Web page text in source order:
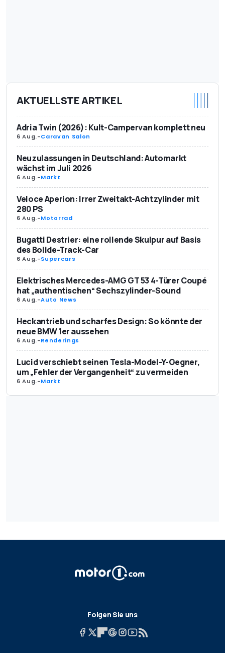
AKTUELLSTE ARTIKEL
Adria Twin (2026): Kult-Campervan komplett neu
6 Aug.-Caravan Salon
Neuzulassungen in Deutschland: Automarkt
wächst im Juli 2026
6 Aug.-Markt
Veloce Aperion: Irrer Zweitakt-Achtzylinder mit
280 PS
6 Aug.-Motorrad
Bugatti Destrier: eine rollende Skulpur auf Basis
des Bolide-Track-Car
6 Aug.-Supercars
Elektrisches Mercedes-AMG GT 53 4-Türer Coupé
hat „authentischen“ Sechszylinder-Sound
6 Aug.-Auto News
Heckantrieb und scharfes Design: So könnte der
neue BMW 1er aussehen
6 Aug.-Renderings
Lucid verschiebt seinen Tesla-Model-Y-Gegner,
um „Fehler der Vergangenheit“ zu vermeiden
6 Aug.-Markt
Folgen Sie uns